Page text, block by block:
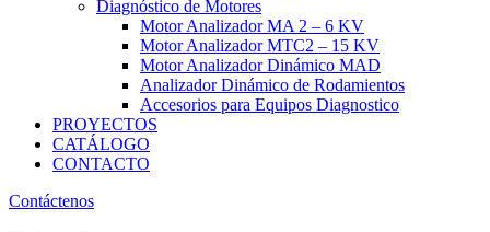
Diagnóstico de Motores
Motor Analizador MA 2 – 6 KV
Motor Analizador MTC2 – 15 KV
Motor Analizador Dinámico MAD
Analizador Dinámico de Rodamientos
Accesorios para Equipos Diagnostico
PROYECTOS
CATÁLOGO
CONTACTO
Contáctenos